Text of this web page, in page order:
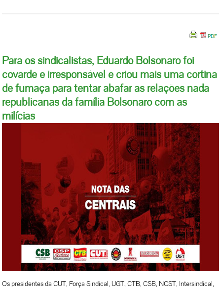
Para os sindicalistas, Eduardo Bolsonaro foi
covarde e irresponsável e criou mais uma cortina
de fumaça para tentar abafar as relações nada
republicanas da família Bolsonaro com as
milícias
Os presidentes da CUT, Força Sindical, UGT, CTB, CSB, NCST, Intersindical,